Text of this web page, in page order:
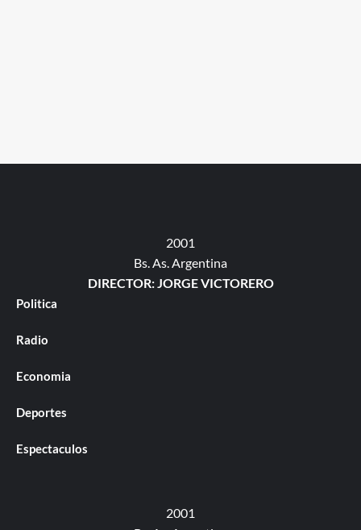
2001
Bs. As. Argentina
DIRECTOR: JORGE VICTORERO
Politica
Radio
Economia
Deportes
Espectaculos
2001